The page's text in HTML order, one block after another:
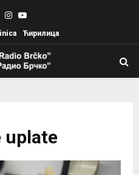
Instagram
Youtube
Ћирилица
uplate